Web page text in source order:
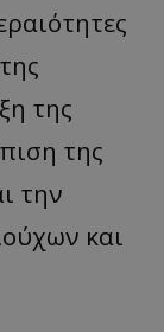
της
της
την
και